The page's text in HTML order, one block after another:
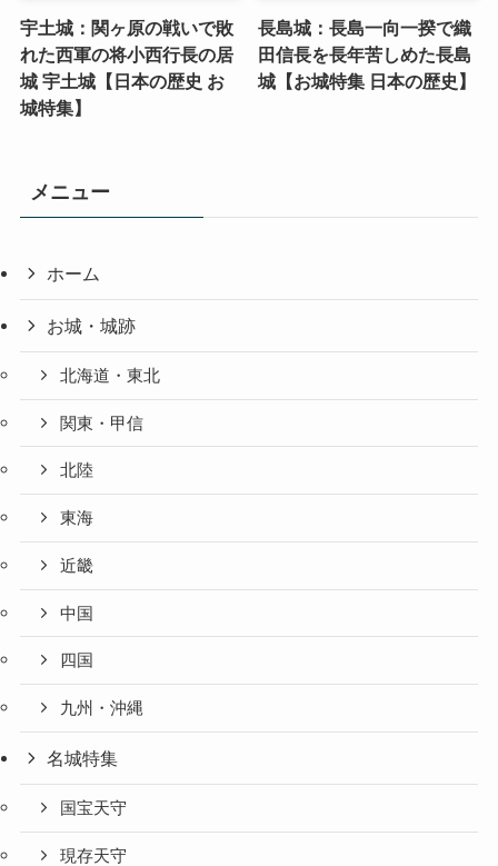
宇土城：関ヶ原の戦いで敗
れた西軍の将小西行長の居
城 宇土城【日本の歴史 お
城特集】
長島城：長島一向一揆で織
田信長を長年苦しめた長島
城【お城特集 日本の歴史】
メニュー
ホーム
お城・城跡
北海道・東北
関東・甲信
北陸
東海
近畿
中国
四国
九州・沖縄
名城特集
国宝天守
現存天守